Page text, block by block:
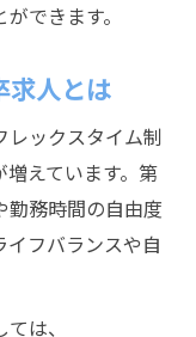
できます。
求人とは
レックスタイム制
えています。第
勤務時間の自由度
フバランスや自
は、